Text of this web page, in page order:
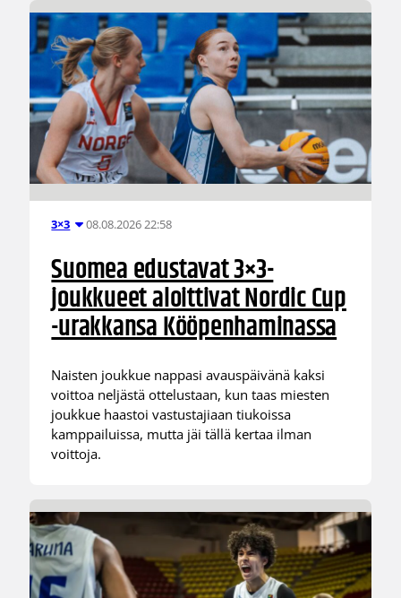
3×3 08.08.2026 22:58
Suomea edustavat 3×3-
joukkueet aloittivat Nordic Cup
-urakkansa Kööpenhaminassa
Naisten joukkue nappasi avauspäivänä kaksi
voittoa neljästä ottelustaan, kun taas miesten
joukkue haastoi vastustajiaan tiukoissa
kamppailuissa, mutta jäi tällä kertaa ilman
voittoja.